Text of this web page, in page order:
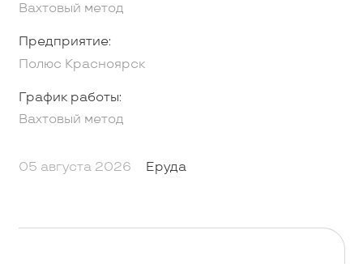
Вахтовый метод
Предприятие:
Полюс Красноярск
График работы:
Вахтовый метод
05 августа 2026 Еруда